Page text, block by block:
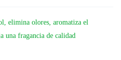
elimina olores, aromatiza el
una fragancia de calidad